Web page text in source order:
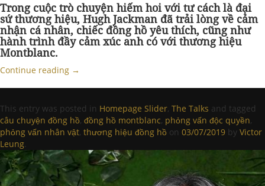
Trong cuộc trò chuyện hiếm hoi với tư cách là đại
sứ thương hiệu, Hugh Jackman đã trải lòng về cảm
nhận cá nhân, chiếc đồng hồ yêu thích, cũng như
hành trình đầy cảm xúc anh có với thương hiệu
Montblanc.
Continue reading →
This entry was posted in Homepage Slider, The Talks and tagged
câu chuyện đồng hồ, đồng hồ montblanc, phỏng vấn độc quyền,
phỏng vấn nhân vật, thương hiệu đồng hồ on 03/07/2019 by Victor
Leung.